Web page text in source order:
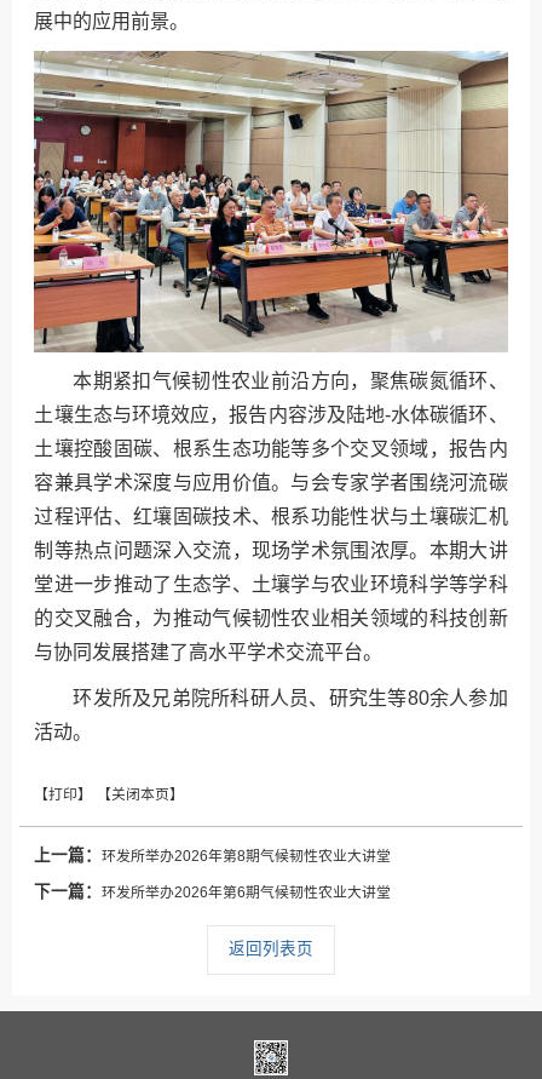
展中的应用前景。
本期紧扣气候韧性农业前沿方向，聚焦碳氮循环、
土壤生态与环境效应，报告内容涉及陆地-水体碳循环、
土壤控酸固碳、根系生态功能等多个交叉领域，报告内
容兼具学术深度与应用价值。与会专家学者围绕河流碳
过程评估、红壤固碳技术、根系功能性状与土壤碳汇机
制等热点问题深入交流，现场学术氛围浓厚。本期大讲
堂进一步推动了生态学、土壤学与农业环境科学等学科
的交叉融合，为推动气候韧性农业相关领域的科技创新
与协同发展搭建了高水平学术交流平台。
环发所及兄弟院所科研人员、研究生等80余人参加
活动。
上一篇：环发所举办2026年第8期气候韧性农业大讲堂
下一篇：环发所举办2026年第6期气候韧性农业大讲堂
返回列表页